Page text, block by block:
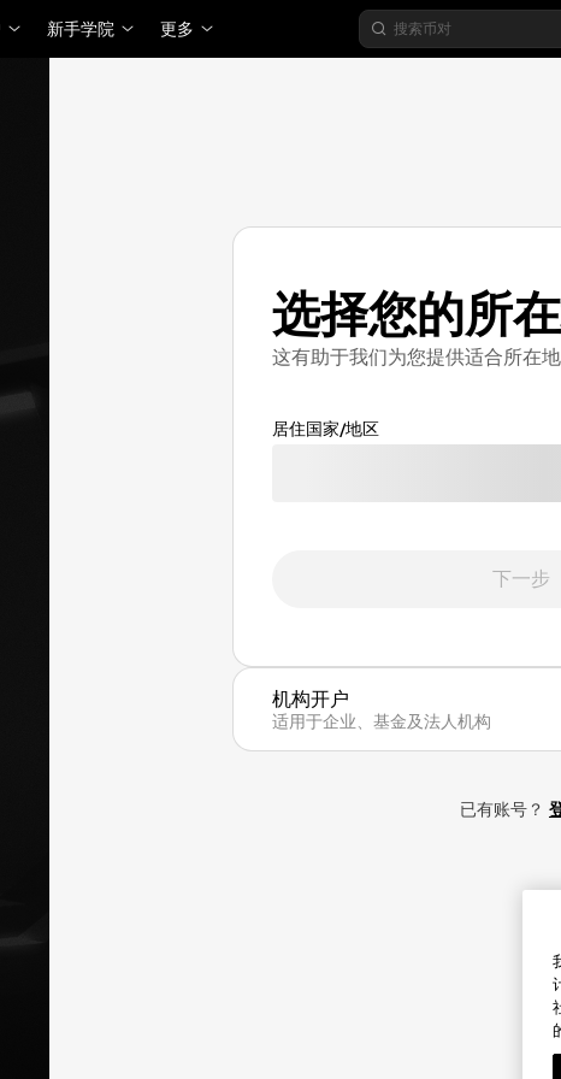
新手学院 更多
选择您的所
这有助于我们为您提供适合所在地
居住国家/地区
下一步
机构开户
适用于企业、基金及法人机构
已有账号？